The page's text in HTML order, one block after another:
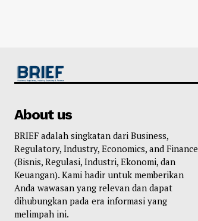
About us
BRIEF adalah singkatan dari Business,
Regulatory, Industry, Economics, and Finance
(Bisnis, Regulasi, Industri, Ekonomi, dan
Keuangan). Kami hadir untuk memberikan
Anda wawasan yang relevan dan dapat
dihubungkan pada era informasi yang
melimpah ini.